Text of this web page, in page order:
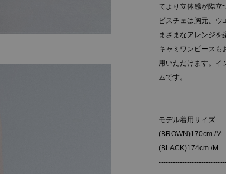
てより立体感が際立
ビスチェは胸元、ウ
まざまなアレンジを
キャミワンピースも
用いただけます。イ
ムです。
モデル着用サイズ
(BROWN)170cm /M
(BLACK)174cm /M